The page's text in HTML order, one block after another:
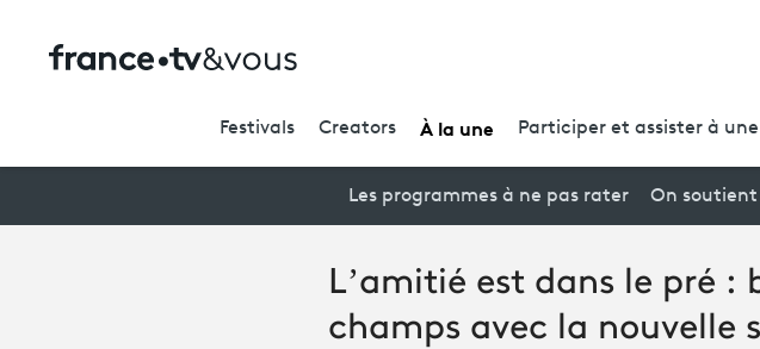
Festivals Creators À la une Participer et assister à
Les programmes à ne pas rater On soutient
L’amitié est dans le pré :
champs avec la nouvelle